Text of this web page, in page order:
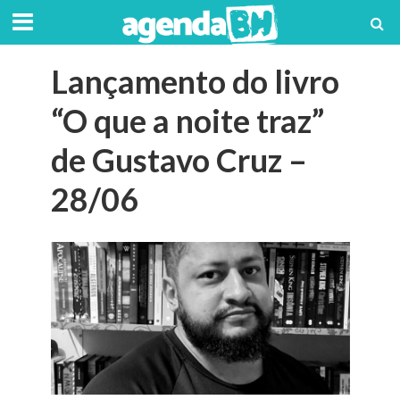
Lançamento do livro
“O que a noite traz”
de Gustavo Cruz –
28/06